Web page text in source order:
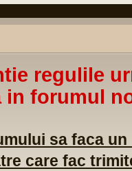
regulile
in forumul
sa faca
care fac